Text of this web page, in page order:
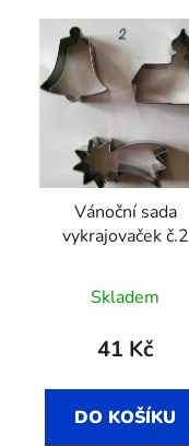
Vánoční sada
vykrajovaček č.2
Skladem
41 Kč
DO KOŠÍKU